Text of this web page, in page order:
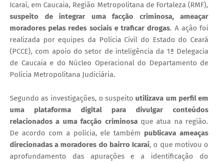
Icaraí, em Caucaia, Região Metropolitana de Fortaleza (RMF),
suspeito de integrar uma facção criminosa, ameaçar
moradores pelas redes sociais e traficar drogas. A ação foi
realizada por equipes da Polícia Civil do Estado do Ceará
(PCCE), com apoio do setor de inteligência da 1ª Delegacia
de Caucaia e do Núcleo Operacional do Departamento de
Polícia Metropolitana Judiciária.
​Segundo as investigações, o suspeito utilizava um perfil em
uma plataforma digital para divulgar conteúdos
relacionados a uma facção criminosaque atua na região.
De acordo com a polícia, ele também publicava ameaças
direcionadas a moradores do bairro Icaraí, o que motivou o
aprofundamento das apurações e a identificação do